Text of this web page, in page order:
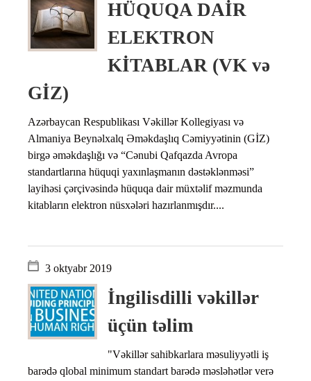
HÜQUQA DAİR
ELEKTRON
KİTABLAR (VK və
GİZ)
Azərbaycan Respublikası Vəkillər Kollegiyası və
Almaniya Beynəlxalq Əməkdaşlıq Cəmiyyətinin (GİZ)
birgə əməkdaşlığı və “Cənubi Qafqazda Avropa
standartlarına hüquqi yaxınlaşmanın dəstəklənməsi”
layihəsi çərçivəsində hüquqa dair müxtəlif məzmunda
kitabların elektron nüsxələri hazırlanmışdır....
3 oktyabr 2019
İngilisdilli vəkillər
üçün təlim
"Vəkillər sahibkarlara məsuliyyətli iş
barədə qlobal minimum standart barədə məsləhətlər verə